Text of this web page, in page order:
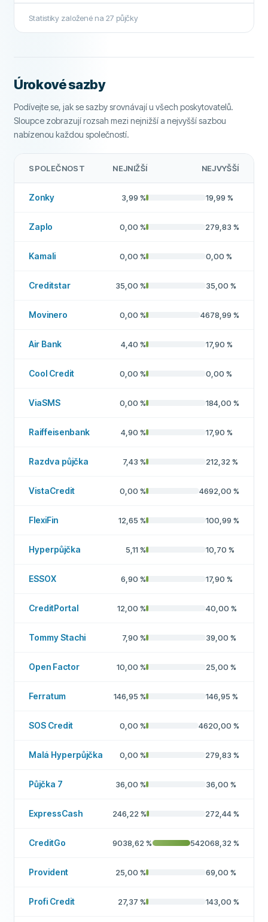
Předčasné splacení
Bezúročná půjčka
DALŠÍ POLÍČKA
Vysoká míra schválení
Doporučená společnost Ne
Statistiky založené na 27 půjčky
SPOLEČNOST NEJNIŽŠÍ NEJVYŠŠÍ
Zonky 3,99 % 19,99 %
Zaplo 0,00 % 279,83 %
Kamali 0,00 % 0,00 %
Creditstar 35,00 % 35,00 %
Movinero 0,00 % 4678,99 %
Air Bank 4,40 % 17,90 %
Cool Credit 0,00 % 0,00 %
ViaSMS 0,00 % 184,00 %
Raiffeisenbank 4,90 % 17,90 %
Razdva půjčka 7,43 % 212,32 %
VistaCredit 0,00 % 4692,00 %
FlexiFin 12,65 % 100,99 %
Hyperpůjčka 5,11 % 10,70 %
ESSOX 6,90 % 17,90 %
CreditPortal 12,00 % 40,00 %
Tommy Stachi 7,90 % 39,00 %
Open Factor 10,00 % 25,00 %
Ferratum 146,95 % 146,95 %
SOS Credit 0,00 % 4620,00 %
Malá Hyperpůjčka 0,00 % 279,83 %
Půjčka 7 36,00 % 36,00 %
ExpressCash 246,22 % 272,44%
CreditGo 9038,62 % 542068,32 %
Provident 25,00 % 69,00 %
Profi Credit 27,37 % 143,00 %
Úrokové sazby
Podívejte se, jak se sazby srovnávají u všech poskytovatelů.
Sloupce zobrazují rozsah mezi nejnižší a nejvyšší sazbou
nabízenou každou společností.